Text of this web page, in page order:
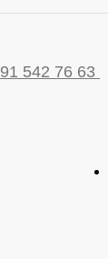
91 542 76 63